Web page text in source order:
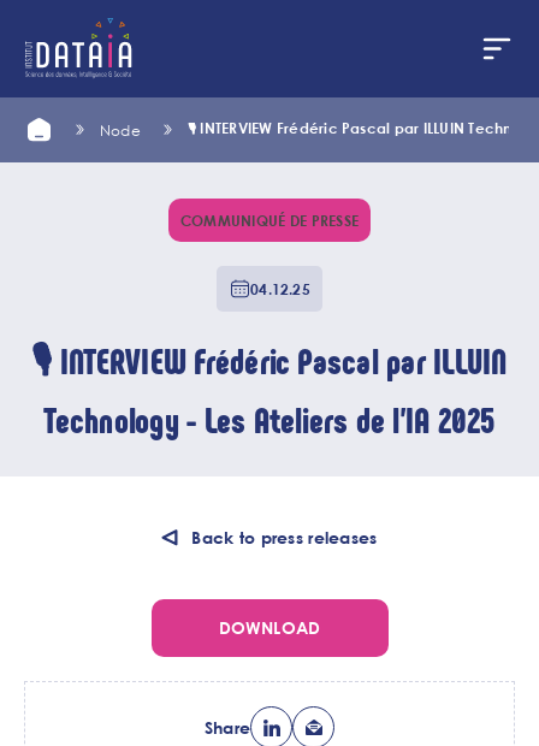
main
Node 🎙️ INTERVIEW Frédéric Pascal par ILLUIN
COMMUNIQUÉ DE PRESSE
04.12.25
🎙️ INTERVIEW Frédéric Pascal par ILLUIN
Technology - Les Ateliers de l’IA 2025
Back to press releases
DOWNLOAD
Share
Cookies management panel